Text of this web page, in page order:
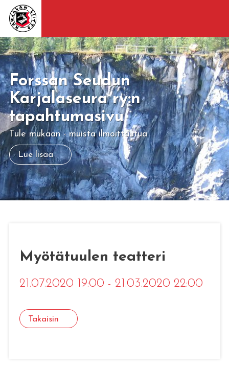
Forssan Seudun
Karjalaseura ry:n
tapahtumasivu
Tule mukaan - muista ilmoittautua
Lue lisää
Myötätuulen teatteri
21.07.2020 19:00 - 21.03.2020 22:00
Takaisin